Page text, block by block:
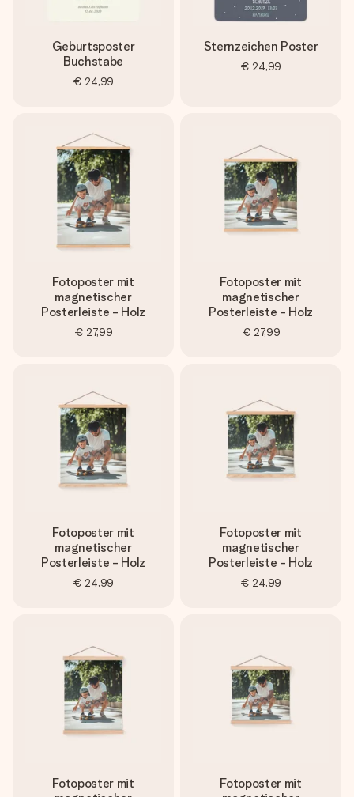
Geburtsposter
Buchstabe
€ 24,99
Sternzeichen Poster
€ 24,99
Fotoposter mit
magnetischer
Posterleiste - Holz
€ 27,99
Fotoposter mit
magnetischer
Posterleiste - Holz
€ 27,99
Fotoposter mit
magnetischer
Posterleiste - Holz
€ 24,99
Fotoposter mit
magnetischer
Posterleiste - Holz
€ 24,99
Fotoposter mit
Fotoposter mit